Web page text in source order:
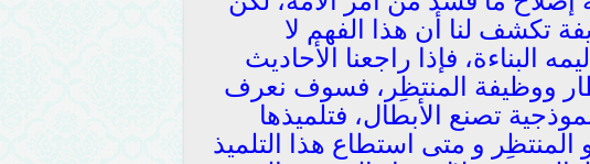
تكشف لنا أن هذا الفهم لا
البناءة، فإذا راجعنا الأحاديث
ووظيفة المنتظِر، فسوف نعرف
تصنع الأبطال، فتلميذها
المنتظِر و متى استطاع هذا التلميذ